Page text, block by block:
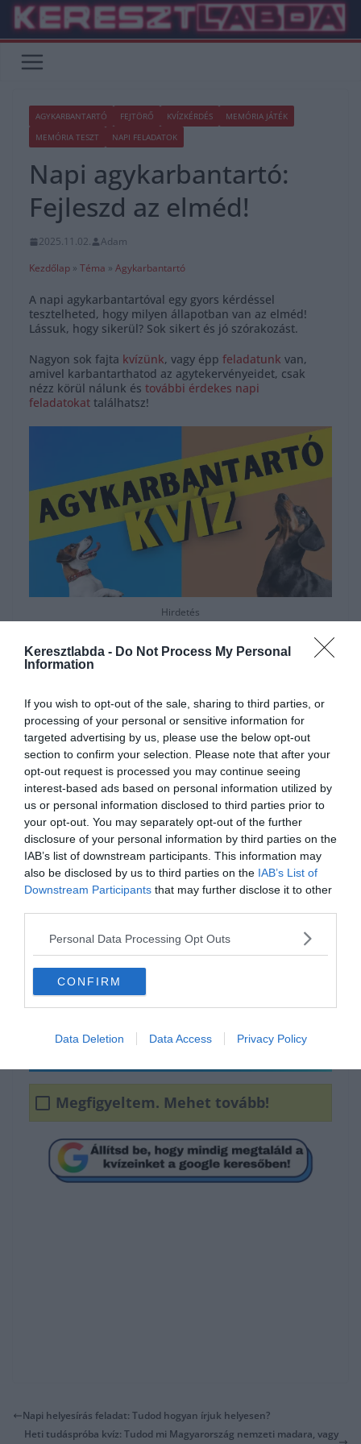
Keresztlabda - Do Not Process My Personal
Information
If you wish to opt-out of the sale, sharing to third parties, or
processing of your personal or sensitive information for
targeted advertising by us, please use the below opt-out
section to confirm your selection. Please note that after your
opt-out request is processed you may continue seeing
interest-based ads based on personal information utilized by
us or personal information disclosed to third parties prior to
your opt-out. You may separately opt-out of the further
disclosure of your personal information by third parties on the
IAB’s list of downstream participants. This information may
also be disclosed by us to third parties on the IAB’s List of
Downstream Participants that may further disclose it to other
Personal Data Processing Opt Outs
CONFIRM
Data Deletion Data Access Privacy Policy
Skip
content
AGYKARBANTARTÓ FEJTÖRŐ KVÍZKÉRDÉS
MEMÓRIA JÁTÉK
MEMÓRIA TESZT
NAPI FELADATOK
Napi agykarbantartó:
Fejleszd az elméd!
2025.11.02.
Adam
Kezdőlap » Téma » Agykarbantartó
A napi agykarbantartóval egy gyors kérdéssel
tesztelheted, hogy milyen állapotban van az elméd!
Lássuk, hogy sikerül? Sok sikert és jó szórakozást.
Nagyon sok fajta kvízünk, vagy épp feladatunk van,
amivel karbantarthatod az agytekervényeidet, csak
nézz körül nálunk és további érdekes napi
feladatokat találhatsz!
Hirdetés
0%
Megfigyeltem. Mehet tovább!
Napi helyesírás feladat: Tudod hogyan írjuk helyesen?
Heti tudáspróba kvíz: Tudod mi Magyarország nemzeti madara, vagy